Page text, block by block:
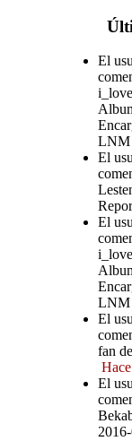
El
LNM
El
El
LNM
El
fan
El